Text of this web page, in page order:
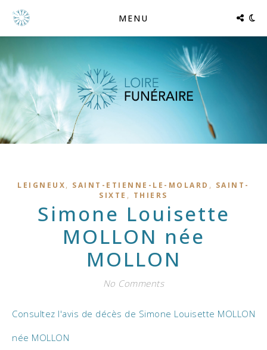
MENU
LEIGNEUX, SAINT-ETIENNE-LE-MOLARD , SAINT-
SIXTE , THIERS
Simone Louisette
MOLLON née
MOLLON
No Comments
Consultez l'avis de décès de Simone Louisette MOLLON
née MOLLON